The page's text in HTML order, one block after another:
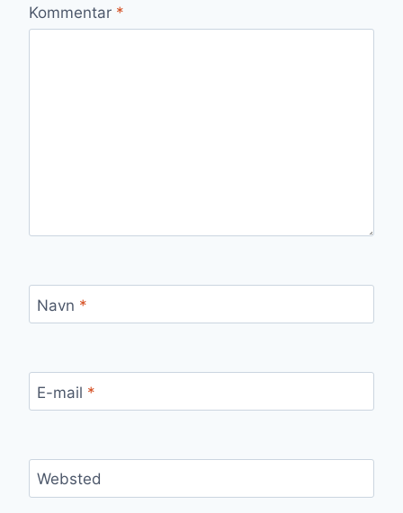
Kommentar *
Navn *
E-mail *
Websted